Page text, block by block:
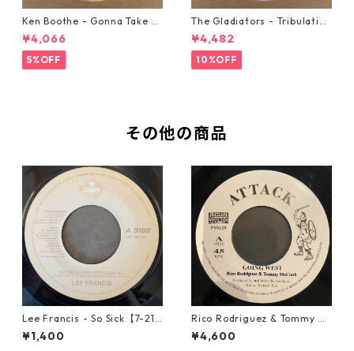
Ken Boothe - Gonna Take A
Miracle【7-21362】
¥4,066
5%OFF
The Gladiators - Tribulation
【7-21365】
¥4,482
10%OFF
その他の商品
Lee Francis - So Sick【7-219
25】
¥1,400
Rico Rodriguez & Tommy Mc
Cook - Going West【7-2198
3】
¥4,600